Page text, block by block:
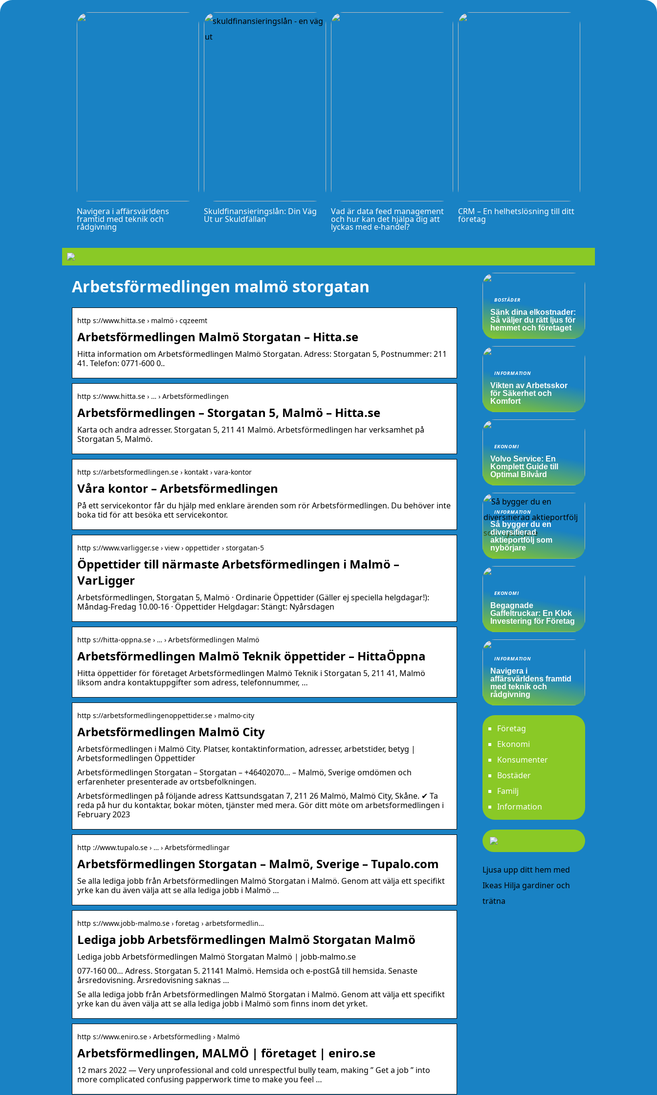
Navigera i affärsvärldens
framtid med teknik och
rådgivning
Skuldfinansieringslån: Din Väg
Ut ur Skuldfällan
Vad är data feed management
och hur kan det hjälpa dig att
lyckas med e-handel?
CRM – En helhetslösning till ditt
företag
Arbetsförmedlingen malmö storgatan
http s://www.hitta.se › malmö › cqzeemt
Arbetsförmedlingen Malmö Storgatan – Hitta.se
Hitta information om Arbetsförmedlingen Malmö Storgatan. Adress: Storgatan 5, Postnummer: 211
41. Telefon: 0771-600 0..
http s://www.hitta.se › … › Arbetsförmedlingen
Arbetsförmedlingen – Storgatan 5, Malmö – Hitta.se
Karta och andra adresser. Storgatan 5, 211 41 Malmö. Arbetsförmedlingen har verksamhet på
Storgatan 5, Malmö.
http s://arbetsformedlingen.se › kontakt › vara-kontor
Våra kontor – Arbetsförmedlingen
På ett servicekontor får du hjälp med enklare ärenden som rör Arbetsförmedlingen. Du behöver inte
boka tid för att besöka ett servicekontor.
http s://www.varligger.se › view › oppettider › storgatan-5
Öppettider till närmaste Arbetsförmedlingen i Malmö –
VarLigger
Arbetsförmedlingen, Storgatan 5, Malmö · Ordinarie Öppettider (Gäller ej speciella helgdagar!):
Måndag-Fredag 10.00-16 · Öppettider Helgdagar: Stängt: Nyårsdagen
http s://hitta-oppna.se › … › Arbetsförmedlingen Malmö
Arbetsförmedlingen Malmö Teknik öppettider – HittaÖppna
Hitta öppettider för företaget Arbetsförmedlingen Malmö Teknik i Storgatan 5, 211 41, Malmö
liksom andra kontaktuppgifter som adress, telefonnummer, …
http s://arbetsformedlingenoppettider.se › malmo-city
Arbetsförmedlingen Malmö City
Arbetsförmedlingen i Malmö City. Platser, kontaktinformation, adresser, arbetstider, betyg |
Arbetsformedlingen Öppettider
Arbetsförmedlingen Storgatan – Storgatan – +46402070… – Malmö, Sverige omdömen och
erfarenheter presenterade av ortsbefolkningen.
Arbetsförmedlingen på följande adress Kattsundsgatan 7, 211 26 Malmö, Malmö City, Skåne. ✔ Ta
reda på hur du kontaktar, bokar möten, tjänster med mera. Gör ditt möte om arbetsformedlingen i
February 2023
http ://www.tupalo.se › … › Arbetsförmedlingar
Arbetsförmedlingen Storgatan – Malmö, Sverige – Tupalo.com
Se alla lediga jobb från Arbetsförmedlingen Malmö Storgatan i Malmö. Genom att välja ett specifikt
yrke kan du även välja att se alla lediga jobb i Malmö …
http s://www.jobb-malmo.se › foretag › arbetsformedlin…
Lediga jobb Arbetsförmedlingen Malmö Storgatan Malmö
Lediga jobb Arbetsförmedlingen Malmö Storgatan Malmö | jobb-malmo.se
077-160 00… Adress. Storgatan 5. 21141 Malmö. Hemsida och e-postGå till hemsida. Senaste
årsredovisning. Årsredovisning saknas …
Se alla lediga jobb från Arbetsförmedlingen Malmö Storgatan i Malmö. Genom att välja ett specifikt
yrke kan du även välja att se alla lediga jobb i Malmö som finns inom det yrket.
http s://www.eniro.se › Arbetsförmedling › Malmö
Arbetsförmedlingen, MALMÖ | företaget | eniro.se
12 mars 2022 — Very unprofessional and cold unrespectful bully team, making ” Get a job ” into
more complicated confusing papperwork time to make you feel …
BOSTÄDER
Sänk dina elkostnader:
Så väljer du rätt ljus för
hemmet och företaget
INFORMATION
Vikten av Arbetsskor
för Säkerhet och
Komfort
EKONOMI
Volvo Service: En
Komplett Guide till
Optimal Bilvård
INFORMATION
Så bygger du en
diversifierad
aktieportfölj som
nybörjare
EKONOMI
Begagnade
Gaffeltruckar: En Klok
Investering för Företag
INFORMATION
Navigera i
affärsvärldens framtid
med teknik och
rådgivning
Företag
Ekonomi
Konsumenter
Bostäder
Familj
Information
Ljusa upp ditt hem med
Ikeas Hilja gardiner och
trätna